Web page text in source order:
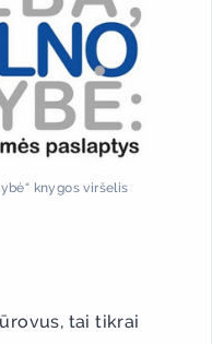
knygos viršelis
tai tikrai